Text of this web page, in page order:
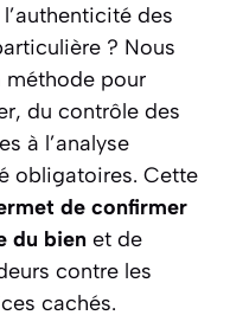
des
? Nous
méthode pour
du contrôle des
à l’analyse
obligatoires. Cette
de confirmer
du bien et de
contre les
cachés.